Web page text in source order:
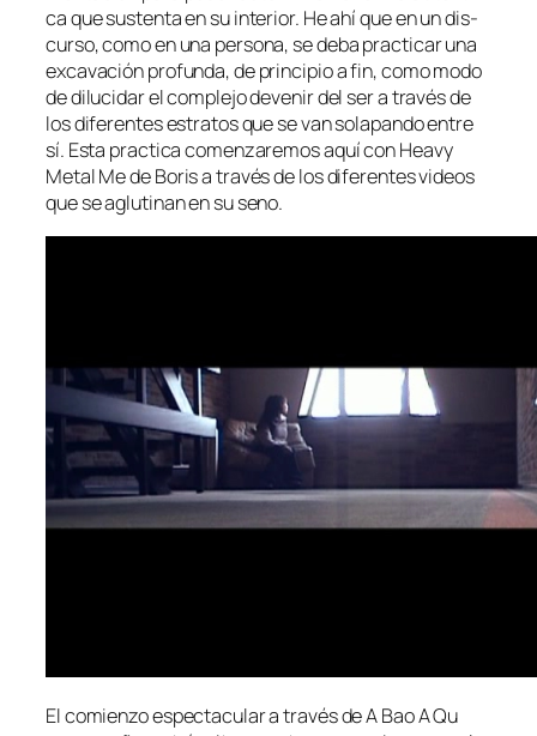
ca que sus­ten­ta en su in­te­rior. He ahí que en un dis­
cur­so, co­mo en una per­so­na, se de­ba prac­ti­car una
ex­ca­va­ción pro­fun­da, de prin­ci­pio a fin, co­mo mo­do
de di­lu­ci­dar el com­ple­jo de­ve­nir del ser a tra­vés de
los di­fe­ren­tes es­tra­tos que se van so­la­pan­do en­tre
sí. Esta prac­ti­ca co­men­za­re­mos aquí con Heavy
Metal Me de Boris a tra­vés de los di­fe­ren­tes vi­deos
que se aglu­ti­nan en su seno.
El co­mien­zo es­pec­ta­cu­lar a tra­vés de A Bao A Qu